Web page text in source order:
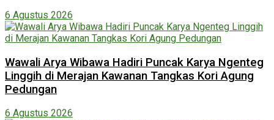
6 Agustus 2026
Wawali Arya Wibawa Hadiri Puncak Karya Ngenteg
Linggih di Merajan Kawanan Tangkas Kori Agung
Pedungan
6 Agustus 2026